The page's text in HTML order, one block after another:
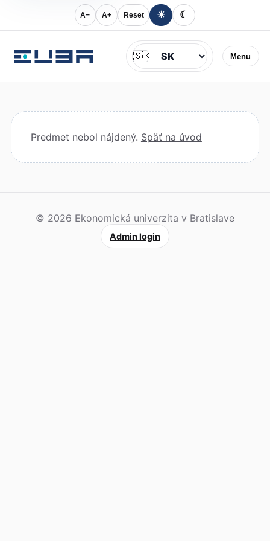
A− A+ Reset ☀ ☾
Menu
Jazyk
🇸🇰
Predmet nebol nájdený. Späť na úvod
© 2026 Ekonomická univerzita v Bratislave
Admin login